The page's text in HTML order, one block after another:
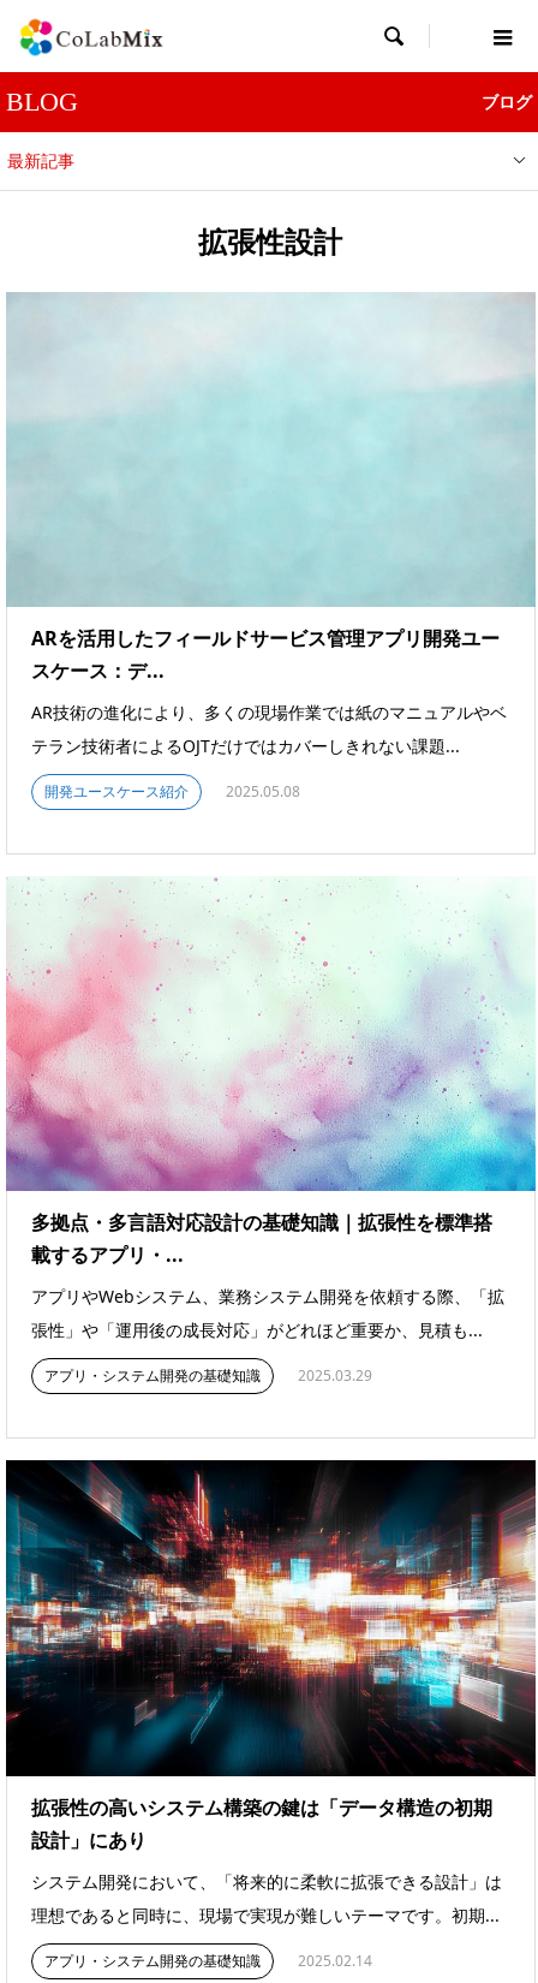

BLOG ブログ
最新記事
拡張性設計
ARを活用したフィールドサービス管理アプリ開発ユー
スケース：デ...
AR技術の進化により、多くの現場作業では紙のマニュアルやベ
テラン技術者によるOJTだけではカバーしきれない課題...
開発ユースケース紹介 2025.05.08
多拠点・多言語対応設計の基礎知識｜拡張性を標準搭
載するアプリ・...
アプリやWebシステム、業務システム開発を依頼する際、「拡
張性」や「運用後の成長対応」がどれほど重要か、見積も...
アプリ・システム開発の基礎知識 2025.03.29
拡張性の高いシステム構築の鍵は「データ構造の初期
設計」にあり
システム開発において、「将来的に柔軟に拡張できる設計」は
理想であると同時に、現場で実現が難しいテーマです。初期...
アプリ・システム開発の基礎知識 2025.02.14